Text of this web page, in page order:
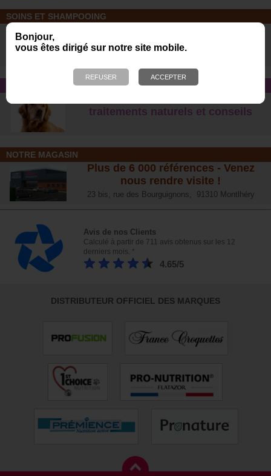
Bonjour,
vous êtes dirigé sur notre site mobile.
SOINS ET SHAMPOOING
votre chien !
CONSEIL SANTÉ
traitements naturels et conseil s
NOTRE MAGASIN
Plus de 6 000 références - Venez
nous rendre visite !
23 bis, rue des Bourguignons, 91310 Montlhéry
Avis de nos Clients
Calculé à partir de 711 avis obtenus sur les 12
derniers mois. *
4.65/5
DISTRIBUTEUR OFFICIEL DES MARQUES